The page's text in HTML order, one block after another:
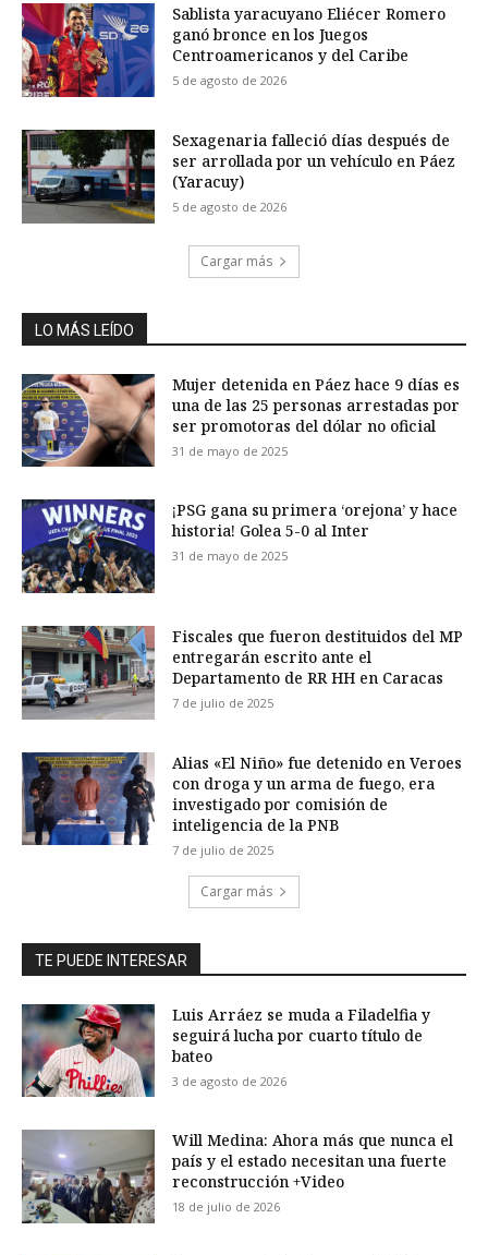
Sablista yaracuyano Eliécer Romero
ganó bronce en los Juegos
Centroamericanos y del Caribe
5 de agosto de 2026
Sexagenaria falleció días después de
ser arrollada por un vehículo en Páez
(Yaracuy)
5 de agosto de 2026
Cargar más
LO MÁS LEÍDO
Mujer detenida en Páez hace 9 días es
una de las 25 personas arrestadas por
ser promotoras del dólar no oficial
31 de mayo de 2025
¡PSG gana su primera ‘orejona’ y hace
historia! Golea 5-0 al Inter
31 de mayo de 2025
Fiscales que fueron destituidos del MP
entregarán escrito ante el
Departamento de RR HH en Caracas
7 de julio de 2025
Alias «El Niño» fue detenido en Veroes
con droga y un arma de fuego, era
investigado por comisión de
inteligencia de la PNB
7 de julio de 2025
Cargar más
TE PUEDE INTERESAR
Luis Arráez se muda a Filadelfia y
seguirá lucha por cuarto título de
bateo
3 de agosto de 2026
Will Medina: Ahora más que nunca el
país y el estado necesitan una fuerte
reconstrucción +Video
18 de julio de 2026